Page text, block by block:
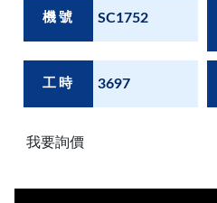
機號 SC1752
工時 3697
我要詢價